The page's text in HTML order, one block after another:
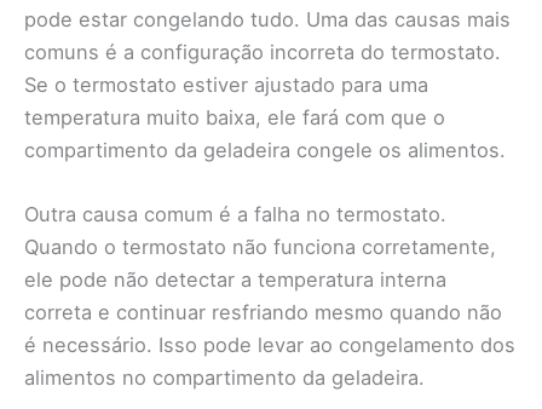
pode estar congelando tudo. Uma das causas mais
comuns é a configuração incorreta do termostato.
Se o termostato estiver ajustado para uma
temperatura muito baixa, ele fará com que o
compartimento da geladeira congele os alimentos.
Outra causa comum é a falha no termostato.
Quando o termostato não funciona corretamente,
ele pode não detectar a temperatura interna
correta e continuar resfriando mesmo quando não
é necessário. Isso pode levar ao congelamento dos
alimentos no compartimento da geladeira.